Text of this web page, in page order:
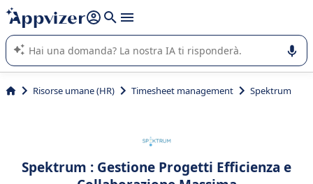
righe con
shift + enter
L'IA di Appvizer vi guida nell'utilizzo o nella scelta di un
software SaaS per la vostra azienda.
Risorse umane (HR) Timesheet management Spektrum
Spektrum : Gestione Progetti Efficienza e